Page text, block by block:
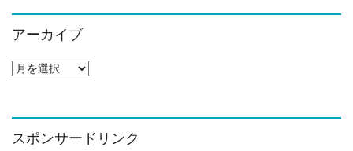
アーカイブ
ア
イ
ブ
スポンサードリンク